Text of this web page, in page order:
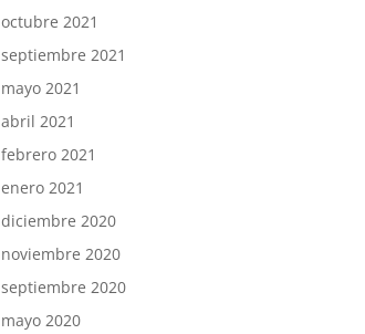
octubre 2021
septiembre 2021
mayo 2021
abril 2021
febrero 2021
enero 2021
diciembre 2020
noviembre 2020
septiembre 2020
mayo 2020